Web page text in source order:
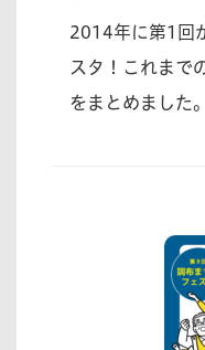
2014年に第1回
スタ！これまで
をまとめました。